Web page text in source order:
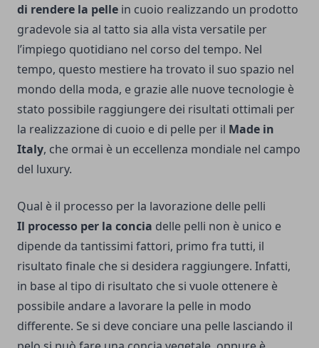
di rendere la pelle in cuoio realizzando un prodotto
gradevole sia al tatto sia alla vista versatile per
l’impiego quotidiano nel corso del tempo. Nel
tempo, questo mestiere ha trovato il suo spazio nel
mondo della moda, e grazie alle nuove tecnologie è
stato possibile raggiungere dei risultati ottimali per
la realizzazione di cuoio e di pelle per il Made in
Italy, che ormai è un eccellenza mondiale nel campo
del luxury.
Qual è il processo per la lavorazione delle pelli
Il processo per la concia delle pelli non è unico e
dipende da tantissimi fattori, primo fra tutti, il
risultato finale che si desidera raggiungere. Infatti,
in base al tipo di risultato che si vuole ottenere è
possibile andare a lavorare la pelle in modo
differente. Se si deve conciare una pelle lasciando il